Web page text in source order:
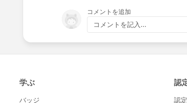
コメントを追加
コメントを記入...